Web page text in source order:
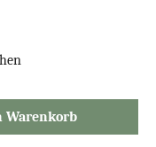
Warenkorb